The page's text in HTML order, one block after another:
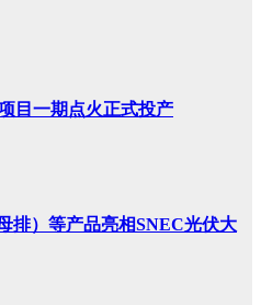
目一期点火正式投产
排）等产品亮相SNEC光伏大